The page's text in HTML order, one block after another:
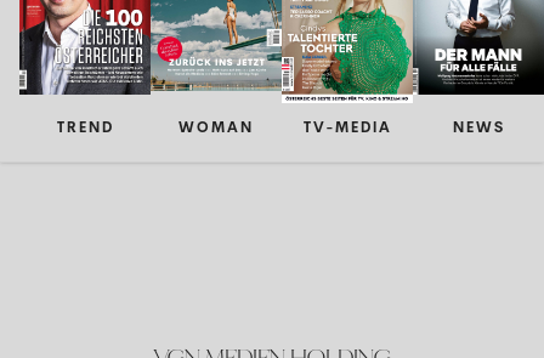
TREND WOMAN TV-MEDIA NEWS